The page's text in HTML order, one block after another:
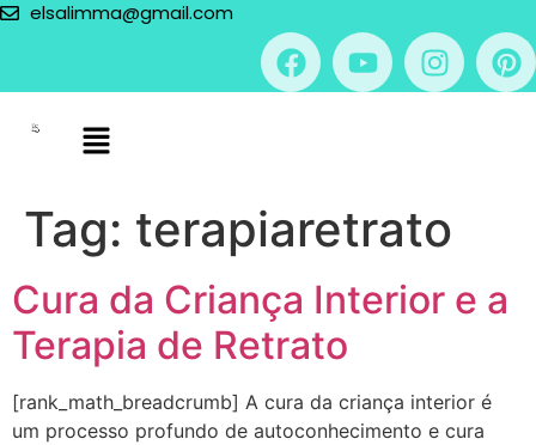
elsalimma@gmail.com
Tag: terapiaretrato
Cura da Criança Interior e a
Terapia de Retrato
[rank_math_breadcrumb] A cura da criança interior é
um processo profundo de autoconhecimento e cura